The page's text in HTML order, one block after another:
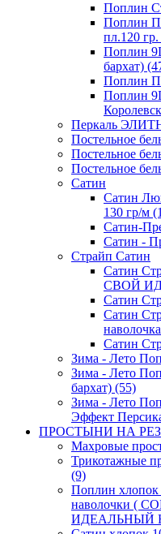
Поплин
Поплин
пл.120
Поплин
бархат)
Поплин
Поплин
Перкаль
Постельное
Постельное
Постельное
Сатин
Сатин
130 гр/м
Сатин-
Сатин -
Страйп Сатин
Сатин
СВОЙ
Сатин
Сатин
Сатин
Зима - Лето
Зима - Лето
бархат) (55)
Зима - Лето
Эффект
ПРОСТЫНИ НА
Махровые
Трикотажные
(9)
Поплин хлопок
наволочки (
ИДЕАЛЬНЫЙ